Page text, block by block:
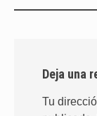
Deja una
Tu